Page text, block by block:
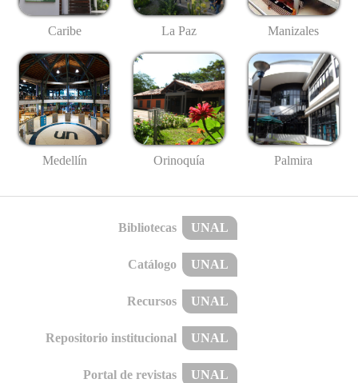
Caribe La Paz Manizales
Medellín Orinoquía Palmira
Bibliotecas UNAL
Catálogo UNAL
Recursos UNAL
Repositorio institucional UNAL
Portal de revistas UNAL